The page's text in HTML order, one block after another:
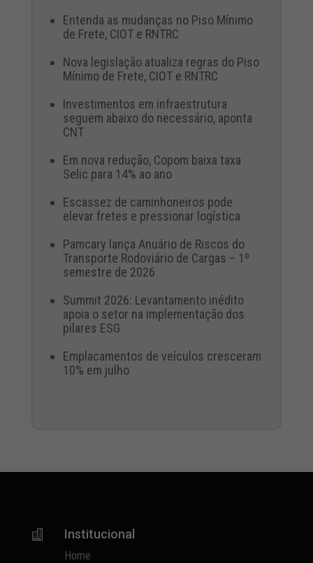
Entenda as mudanças no Piso Mínimo
de Frete, CIOT e RNTRC
Nova legislação atualiza regras do Piso
Mínimo de Frete, CIOT e RNTRC
Investimentos em infraestrutura
seguem abaixo do necessário, aponta
CNT
Em nova redução, Copom baixa taxa
Selic para 14% ao ano
Escassez de caminhoneiros pode
elevar fretes e pressionar logística
Pamcary lança Anuário de Riscos do
Transporte Rodoviário de Cargas – 1º
semestre de 2026
Summit 2026: Levantamento inédito
apoia o setor na implementação dos
pilares ESG
Emplacamentos de veículos cresceram
10% em julho
 Institucional
Home